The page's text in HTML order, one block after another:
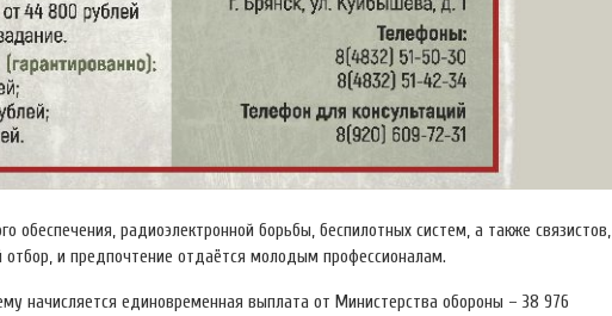
обеспечения, радиоэлектронной борьбы, беспилотных систем, а также связистов,
отбор, и предпочтение отдаётся молодым профессионалам.
начисляется единовременная выплата от Министерства обороны – 38 976